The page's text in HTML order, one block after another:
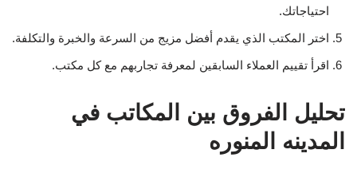
احتياجاتك.
اختر المكتب الذي يقدم أفضل مزيج من السرعة والخبرة والتكلفة.
اقرأ تقييم العملاء السابقين لمعرفة تجاربهم مع كل مكتب.
تحليل الفروق بين المكاتب في
المدينه المنوره